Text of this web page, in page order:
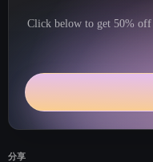
Click below to get 50%
分享